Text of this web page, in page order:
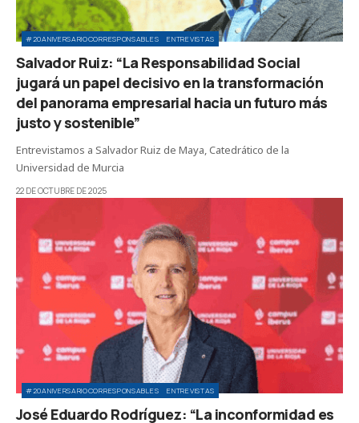
#20ANIVERSARIOCORRESPONSABLES ENTREVISTAS
Salvador Ruiz: “La Responsabilidad Social
jugará un papel decisivo en la transformación
del panorama empresarial hacia un futuro más
justo y sostenible”
Entrevistamos a Salvador Ruiz de Maya, Catedrático de la
Universidad de Murcia
22 DE OCTUBRE DE 2025
#20ANIVERSARIOCORRESPONSABLES ENTREVISTAS
José Eduardo Rodríguez: “La inconformidad es